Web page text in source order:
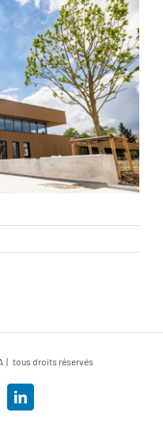
| tous droits réservés
LinkedIn